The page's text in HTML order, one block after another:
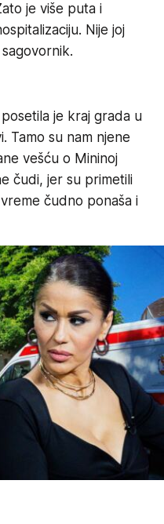
je više puta i
Nije joj
je kraj grada u
Tamo su nam njene
vešću o Mininoj
čudi, jer su primetili
čudno ponaša i